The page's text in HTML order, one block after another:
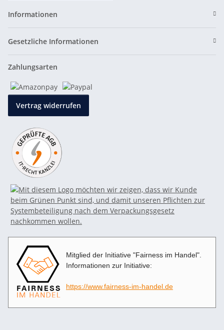
Informationen
Gesetzliche Informationen
Zahlungsarten
Vertrag widerrufen
Mitglied der Initiative "Fairness im Handel".
Informationen zur Initiative:
https://www.fairness-im-handel.de